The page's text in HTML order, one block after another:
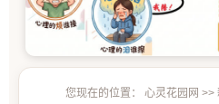
您现在的位置： 心灵花园网 >>